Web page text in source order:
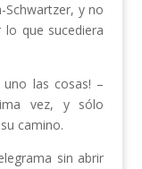
Schwartzer, y no
que sucediera
las cosas! –
vez, y sólo
camino.
sin abrir